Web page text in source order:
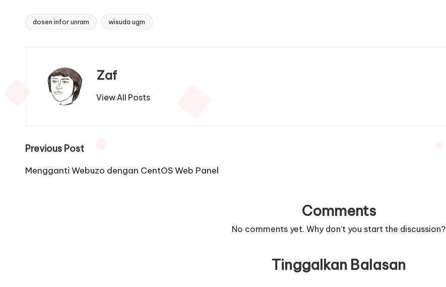
Tags:
dosen infor unram wisuda ugm
Zaf
View All Posts
Post
navigation
Previous Post
Mengganti Webuzo dengan CentOS Web Panel
Comments
No comments yet. Why don’t you start the discussion?
Tinggalkan Balasan